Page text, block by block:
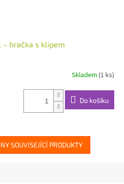
– hračka s klipem
Skladem (1 ks)
Do košíku
SOUVISEJÍCÍ PRODUKTY